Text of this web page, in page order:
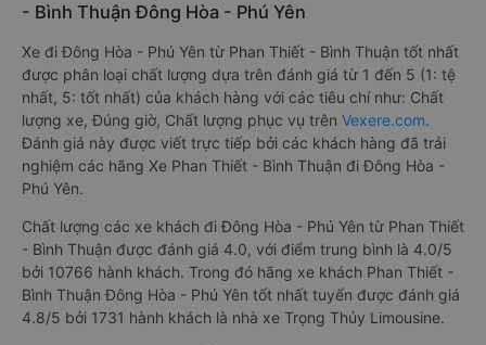
- Bình Thuận Đông Hòa - Phú Yên
Xe đi Đông Hòa - Phú Yên từ Phan Thiết - Bình Thuận tốt nhất
được phân loại chất lượng dựa trên đánh giá từ 1 đến 5 (1: tệ
nhất, 5: tốt nhất) của khách hàng với các tiêu chí như: Chất
lượng xe, Đúng giờ, Chất lượng phục vụ trên Vexere.com.
Đánh giá này được viết trực tiếp bởi các khách hàng đã trải
nghiệm các hãng Xe Phan Thiết - Bình Thuận đi Đông Hòa -
Phú Yên.
Chất lượng các xe khách đi Đông Hòa - Phú Yên từ Phan Thiết
- Bình Thuận được đánh giá 4.0, với điểm trung bình là 4.0/5
bởi 10766 hành khách. Trong đó hãng xe khách Phan Thiết -
Bình Thuận Đông Hòa - Phú Yên tốt nhất tuyến được đánh giá
4.8/5 bởi 1731 hành khách là nhà xe Trọng Thủy Limousine.